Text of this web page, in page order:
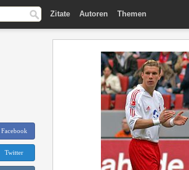
Zitate Autoren Themen
Facebook
Twitter